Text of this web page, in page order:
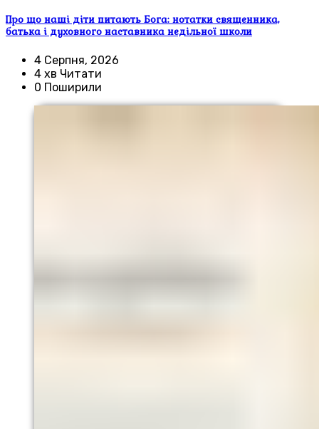
Про що наші діти питають Бога: нотатки священника,
батька і духовного наставника недільної школи
4 Серпня, 2026
4 хв Читати
0 Поширили